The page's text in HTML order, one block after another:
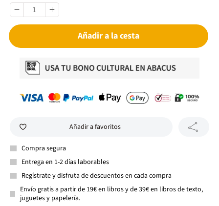
Añadir a la cesta
Añadir a favoritos
Compra segura
Entrega en 1-2 días laborables
Regístrate y disfruta de descuentos en cada compra
Envío gratis a partir de 19€ en libros y de 39€ en libros de texto,
juguetes y papelería.